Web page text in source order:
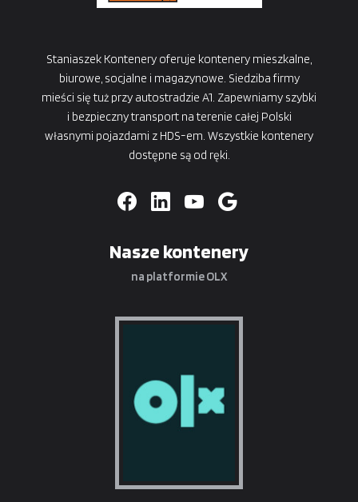
Staniaszek Kontenery oferuje kontenery mieszkalne,
biurowe, socjalne i magazynowe. Siedziba firmy
mieści się tuż przy autostradzie A1. Zapewniamy szybki
i bezpieczny transport na terenie całej Polski
własnymi pojazdami z HDS-em. Wszystkie kontenery
dostępne są od ręki.
Nasze kontenery
na platformie OLX